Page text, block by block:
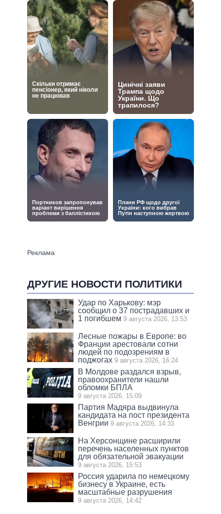
ДРУГИЕ НОВОСТИ ПОЛИТИКИ
Удар по Харькову: мэр
сообщил о 37 пострадавших и
1 погибшем 9 августа 2026, 13:53
Лесные пожары в Европе: во
Франции арестовали сотни
людей по подозрениям в
поджогах 9 августа 2026, 16:24
В Молдове раздался взрыв,
правоохранители нашли
обломки БПЛА
9 августа 2026, 15:09
Партия Мадяра выдвинула
кандидата на пост президента
Венгрии 9 августа 2026, 14:33
На Херсонщине расширили
перечень населенных пунктов
для обязательной эвакуации
9 августа 2026, 15:53
Россия ударила по немецкому
бизнесу в Украине, есть
масштабные разрушения
9 августа 2026, 14:42